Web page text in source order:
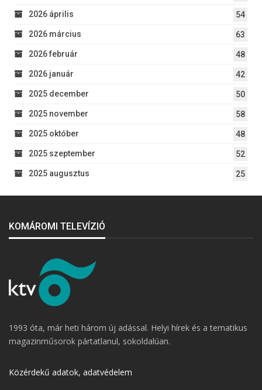
2026 április 54
2026 március 63
2026 február 48
2026 január 42
2025 december 50
2025 november 58
2025 október 48
2025 szeptember 52
2025 augusztus 25
KOMÁROMI TELEVÍZIÓ
1993 óta, már heti három új adással. Helyi hírek és a tematikus
magazinműsorok pártatlanul, sokoldalúan.
Közérdekű adatok, adatvédelem